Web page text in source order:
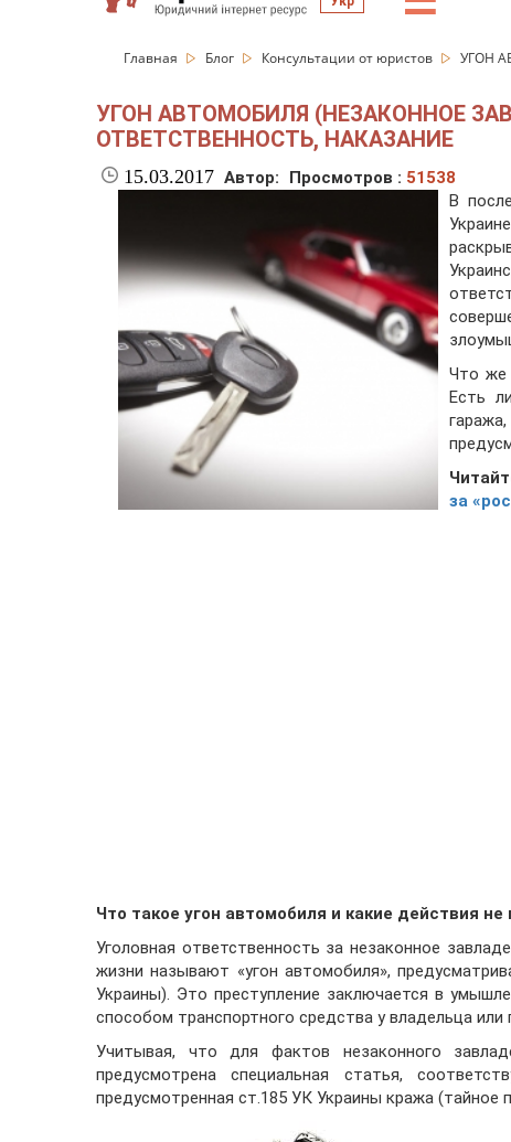
Главная Блог Консультации от юристов УГОН
УГОН АВТОМОБИЛЯ (НЕЗАКОННОЕ
ОТВЕТСТВЕННОСТЬ, НАКАЗАНИЕ
15.03.2017 Автор: Просмотров : 51538
В
Что же
Есть
за
Что такое угон автомобиля и какие действия
Уголовная ответственность за незаконное
жизни называют «угон автомобиля»,
Украины). Это преступление заключается в
способом транспортного средства у владельца или
Учитывая, что для фактов незаконного
предусмотрена специальная статья,
предусмотренная ст.185 УК Украины кража (тайное